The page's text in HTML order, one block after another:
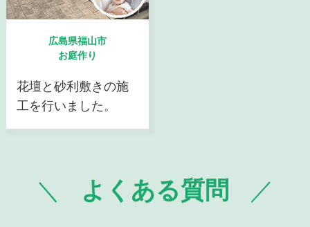
広島県福山市
お庭作り
花壇と砂利敷きの施
工を行いました。
よくある質問